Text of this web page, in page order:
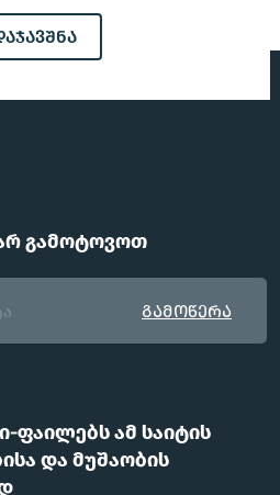
ფაილებს ამ საიტის
და მუშაობის
გამოტოვოთ
გამოწერა